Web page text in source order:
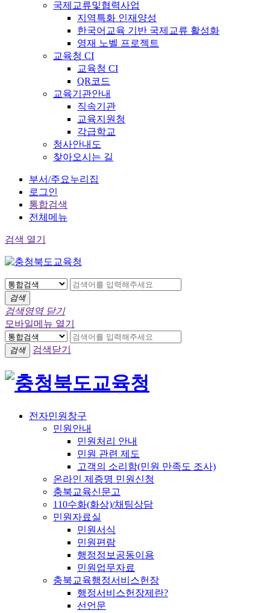
국제교류및협력사업
지역특화 인재양성
한국어교육 기반 국제교류 활성화
영재 노벨 프로젝트
교육청 CI
교육청 CI
QR코드
교육기관안내
직속기관
교육지원청
각급학교
청사안내도
찾아오시는 길
부서/주요누리집
로그인
통합검색
전체메뉴
검색 열기
검색
검색영역 닫기
모바일메뉴 열기
검색 검색닫기
전자민원창구
민원안내
민원처리 안내
민원 관련 제도
고객의 소리함(민원 만족도 조사)
온라인 제증명 민원신청
충북교육신문고
110수화(화상)/채팅상담
민원자료실
민원서식
민원편람
행정정보공동이용
민원업무자료
충북교육행정서비스헌장
행정서비스헌장제란?
선언문